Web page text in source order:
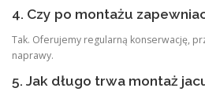
4. Czy po montażu
Tak. Oferujemy regularną konserwację,
naprawy.
5. Jak długo trwa montaż